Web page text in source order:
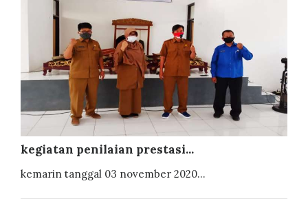
kegiatan penilaian prestasi...
kemarin tanggal 03 november 2020...